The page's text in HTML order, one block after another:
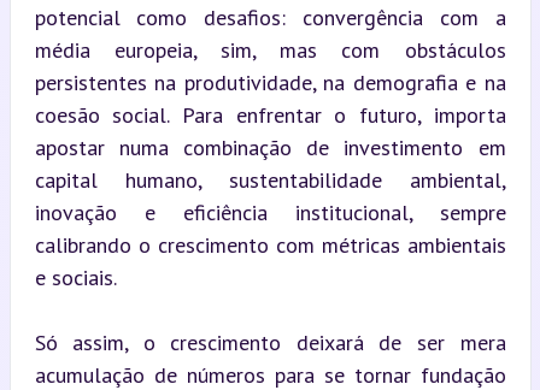
potencial como desafios: convergência com a
média europeia, sim, mas com obstáculos
persistentes na produtividade, na demografia e na
coesão social. Para enfrentar o futuro, importa
apostar numa combinação de investimento em
capital humano, sustentabilidade ambiental,
inovação e eficiência institucional, sempre
calibrando o crescimento com métricas ambientais
e sociais.
Só assim, o crescimento deixará de ser mera
acumulação de números para se tornar fundação